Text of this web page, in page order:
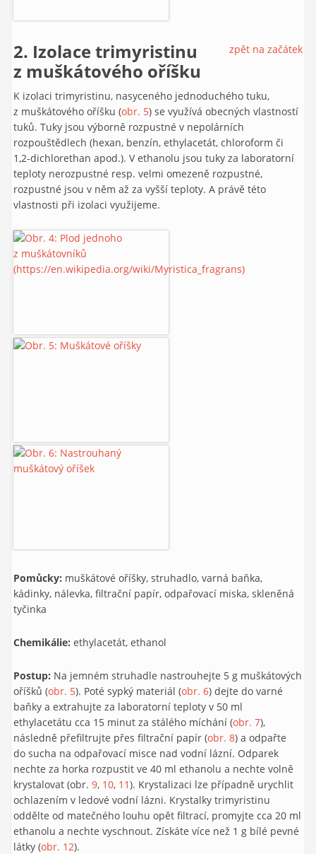
zpět na začátek
2. Izolace trimyristinu
z muškátového oříšku
K izolaci trimyristinu, nasyceného jednoduchého tuku,
z muškátového oříšku (obr. 5) se využívá obecných vlastností
tuků. Tuky jsou výborně rozpustné v nepolárních
rozpouštědlech (hexan, benzín, ethylacetát, chloroform či
1,2-dichlorethan apod.). V ethanolu jsou tuky za laboratorní
teploty nerozpustné resp. velmi omezeně rozpustné,
rozpustné jsou v něm až za vyšší teploty. A právě této
vlastnosti při izolaci využijeme.
Pomůcky: muškátové oříšky, struhadlo, varná baňka,
kádinky, nálevka, filtrační papír, odpařovací miska, skleněná
tyčinka
Chemikálie: ethylacetát, ethanol
Postup: Na jemném struhadle nastrouhejte 5 g muškátových
oříšků (obr. 5). Poté sypký materiál (obr. 6) dejte do varné
baňky a extrahujte za laboratorní teploty v 50 ml
ethylacetátu cca 15 minut za stálého míchání (obr. 7),
následně přefiltrujte přes filtrační papír (obr. 8) a odpařte
do sucha na odpařovací misce nad vodní lázní. Odparek
nechte za horka rozpustit ve 40 ml ethanolu a nechte volně
krystalovat (obr. 9, 10, 11). Krystalizaci lze případně urychlit
ochlazením v ledové vodní lázni. Krystalky trimyristinu
oddělte od matečného louhu opět filtrací, promyjte cca 20 ml
ethanolu a nechte vyschnout. Získáte více než 1 g bílé pevné
látky (obr. 12).